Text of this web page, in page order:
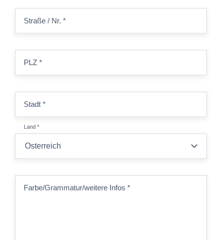
Straße / Nr. *
PLZ *
Stadt *
Land *
Farbe/Grammatur/weitere Infos *